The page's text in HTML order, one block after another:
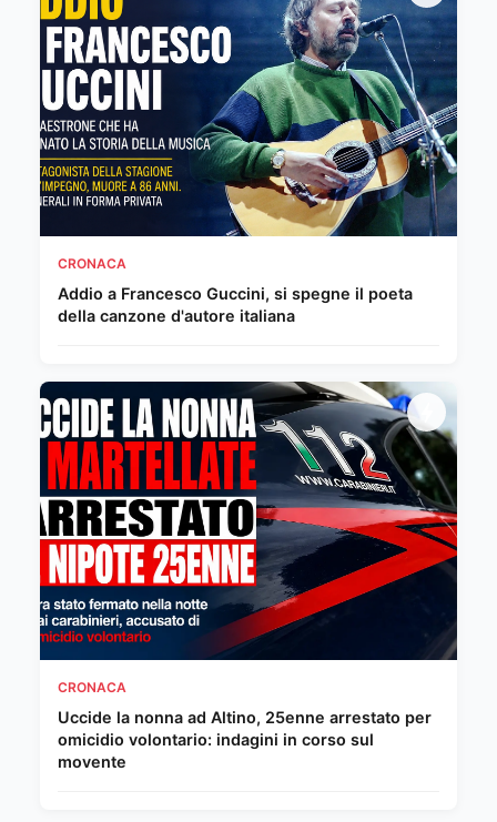
CRONACA
Addio a Francesco Guccini, si spegne il poeta
della canzone d'autore italiana
CRONACA
Uccide la nonna ad Altino, 25enne arrestato per
omicidio volontario: indagini in corso sul
movente